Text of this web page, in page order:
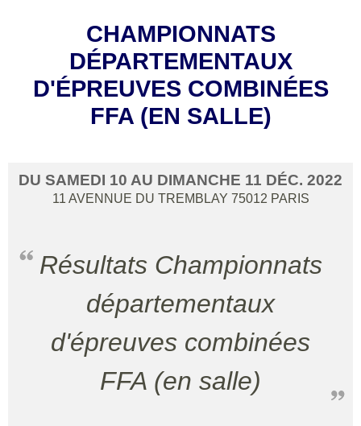
CHAMPIONNATS
DÉPARTEMENTAUX
D'ÉPREUVES COMBINÉES
FFA (EN SALLE)
DU SAMEDI 10 AU DIMANCHE 11 DÉC. 2022
11 AVENNUE DU TREMBLAY 75012 PARIS
Résultats Championnats
départementaux
d'épreuves combinées
FFA (en salle)